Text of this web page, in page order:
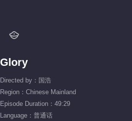
Glory
Directed by：国浩
Region：Chinese Mainland
Episode Duration：49:29
Language：普通话